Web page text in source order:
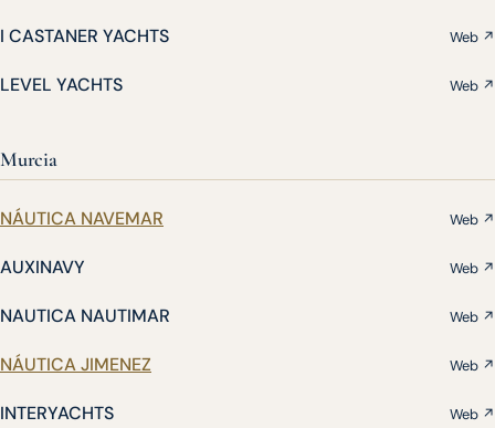
I CASTANER YACHTS Web ↗
LEVEL YACHTS Web ↗
Murcia
NÁUTICA NAVEMAR Web ↗
AUXINAVY Web ↗
NAUTICA NAUTIMAR Web ↗
NÁUTICA JIMENEZ Web ↗
INTERYACHTS Web ↗